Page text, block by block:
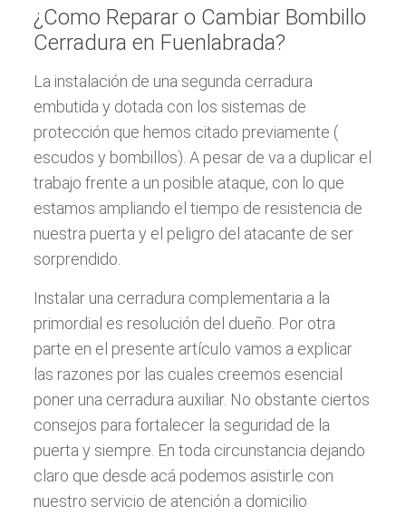
¿Como Reparar o Cambiar Bombillo
Cerradura en Fuenlabrada?
La instalación de una segunda cerradura
embutida y dotada con los sistemas de
protección que hemos citado previamente (
escudos y bombillos). A pesar de va a duplicar el
trabajo frente a un posible ataque, con lo que
estamos ampliando el tiempo de resistencia de
nuestra puerta y el peligro del atacante de ser
sorprendido.
Instalar una cerradura complementaria a la
primordial es resolución del dueño. Por otra
parte en el presente artículo vamos a explicar
las razones por las cuales creemos esencial
poner una cerradura auxiliar. No obstante ciertos
consejos para fortalecer la seguridad de la
puerta y siempre. En toda circunstancia dejando
claro que desde acá podemos asistirle con
nuestro servicio de atención a domicilio